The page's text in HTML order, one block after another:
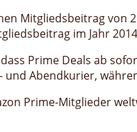
Mitgliedsbeitrag von
im Jahr
Prime Deals ab
Abendkurier,
Prime-Mitglieder